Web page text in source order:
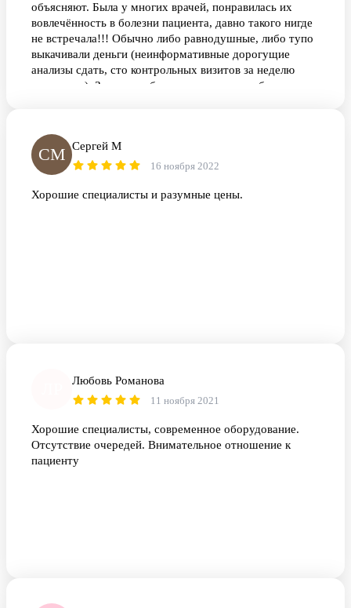
объясняют. Была у многих врачей, понравилась их
вовлечённость в болезни пациента, давно такого нигде
не встречала!!! Обычно либо равнодушные, либо тупо
выкачивали деньги (неинформативные дорогущие
анализы сдать, сто контрольных визитов за неделю
повторить). Здесь разобрались с моими проблемами и
СМ Сергей М
16 ноября 2022
Хорошие специалисты и разумные цены.
Любовь Романова
11 ноября 2021
Хорошие специалисты, современное оборудование.
Отсутствие очередей. Внимательное отношение к
пациенту